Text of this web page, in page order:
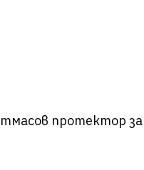
протектор